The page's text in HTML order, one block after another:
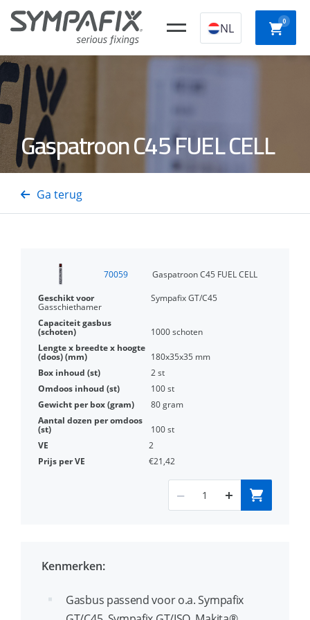
NL 0
ankers
ankers
IsolatiedoornsStaal- en
Gastackers
Gaspatroon C45 FUEL CELL
Ga terug
70059
Gaspatroon C45 FUEL CELL
Sympafix GT/C45
Gasschiethamer
1000 schoten
180x35x35 mm
2 st
100 st
80 gram
100 st
2
€21,42
Kenmerken:
Gasbus passend voor o.a. Sympafix